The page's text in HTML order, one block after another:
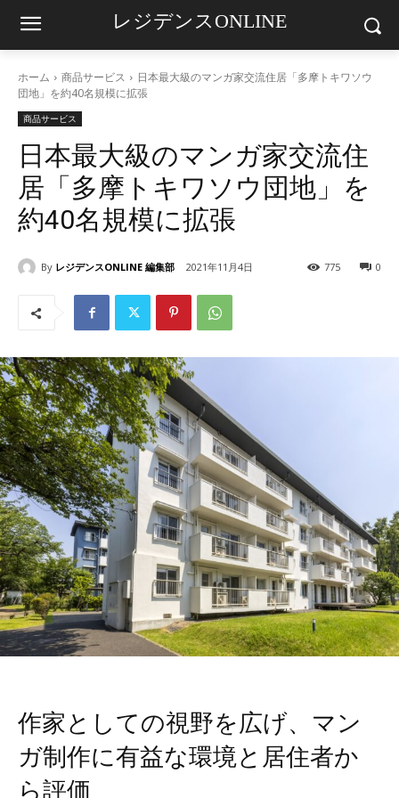
レジデンスONLINE
ホーム 商品サービス
日本最大級のマンガ家交流住居「多摩トキワソウ
団地」を約40名規模に拡張
商品サービス
日本最大級のマンガ家交流住
居「多摩トキワソウ団地」を
約40名規模に拡張
By レジデンスONLINE 編集部 2021年11月4日 0
775
作家としての視野を広げ、マン
ガ制作に有益な環境と居住者か
ら評価